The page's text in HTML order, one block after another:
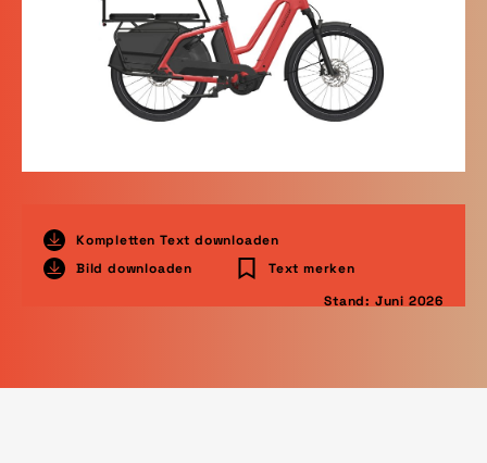
Kompletten Text downloaden
Bild downloaden
Text merken
Stand: Juni 2026